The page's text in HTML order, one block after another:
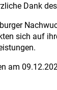
Dank
sich auf
am